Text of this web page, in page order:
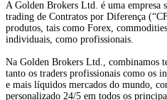
A Golden Brokers Ltd. é uma empresa
trading de Contratos por Diferença
produtos, tais como Forex,
individuais, como profissionais.
Na Golden Brokers Ltd., combinamos
tanto os traders profissionais como os
e mais líquidos mercados do mundo,
personalizado 24/5 em todos os